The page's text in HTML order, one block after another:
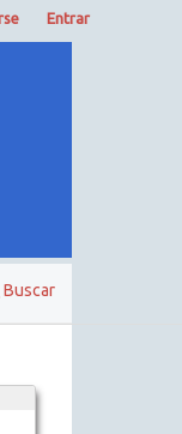
Buscar
Entrar